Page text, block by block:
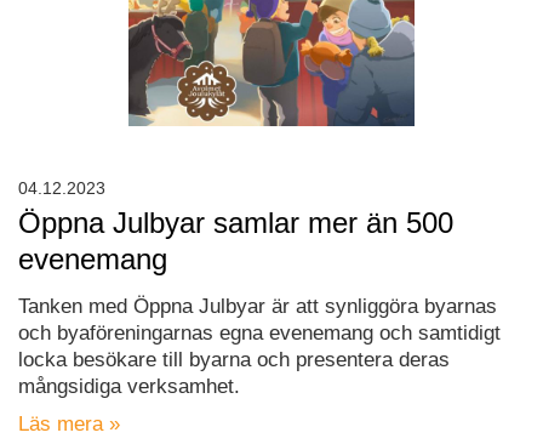
Öppna Julbyar samlar mer än 500
evenemang
Tanken med Öppna Julbyar är att synliggöra byarnas
och byaföreningarnas egna evenemang och samtidigt
locka besökare till byarna och presentera deras
mångsidiga verksamhet.
Läs mera »
04.12.2023